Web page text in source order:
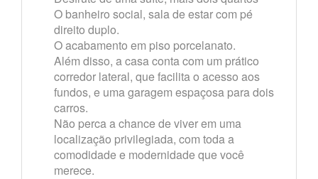
O banheiro social, sala de estar com pé
direito duplo.
O acabamento em piso porcelanato.
Além disso, a casa conta com um prático
corredor lateral, que facilita o acesso aos
fundos, e uma garagem espaçosa para dois
carros.
Não perca a chance de viver em uma
localização privilegiada, com toda a
comodidade e modernidade que você
merece.